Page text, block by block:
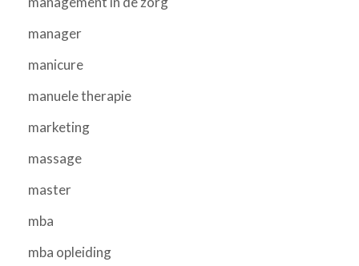
manager
manicure
manuele therapie
marketing
massage
master
mba
mba opleiding